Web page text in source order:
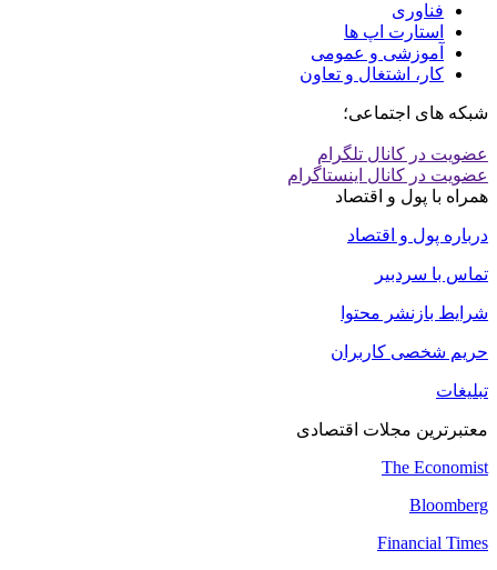
فناوری
استارت اپ ها
آموزشی و عمومی
کار، اشتغال و تعاون
شبکه های اجتماعی؛
عضویت در کانال تلگرام
عضویت در کانال اینستاگرام
همراه با پول و اقتصاد
درباره پول و اقتصاد
تماس با سردبیر
شرایط بازنشر محتوا
حریم شخصی کاربران
تبلیغات
معتبرترین مجلات اقتصادی
The Economist
Bloomberg
Financial Times